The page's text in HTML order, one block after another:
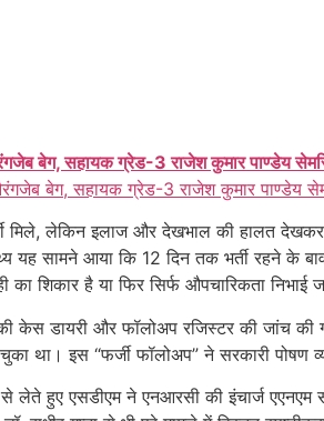
बेग, सहायक ग्रेड-3 राजेश कुमार पाण्डेय
बेग, सहायक ग्रेड-3 राजेश कुमार पाण्डेय
मिले, लेकिन इलाज और देखभाल की हालत
सामने आया कि 12 दिन तक भर्ती रहने के
का शिकार है या फिर सिर्फ औपचारिकता निभाई
केस डायरी और फॉलोअप रजिस्टर की जांच
चुका था। इस “फर्जी फॉलोअप” ने सरकारी
से लेते हुए एसडीएम ने एनआरसी की इंचार्ज